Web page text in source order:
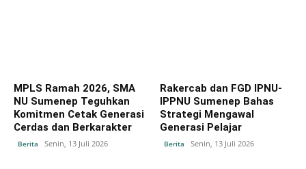
MPLS Ramah 2026, SMA
NU Sumenep Teguhkan
Komitmen Cetak Generasi
Cerdas dan Berkarakter
Berita Senin, 13 Juli 2026
Rakercab dan FGD IPNU-
IPPNU Sumenep Bahas
Strategi Mengawal
Generasi Pelajar
Berita Senin, 13 Juli 2026